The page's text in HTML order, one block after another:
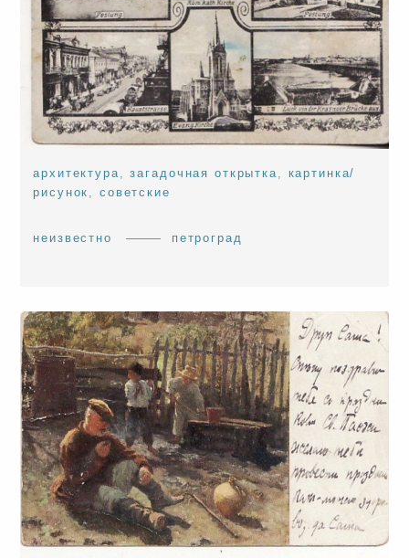
архитектура ,загадочная открытка
картинка/
рисунок
,советские
неизвестно петроград